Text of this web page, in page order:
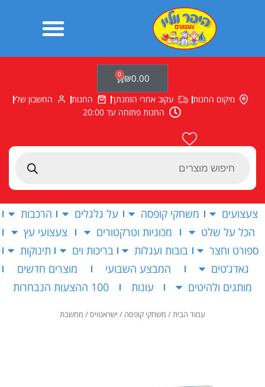
Products
₪0.00
0
עגלת
קניות
מיקום החנות עקוב אחרי הזמנתך החנות
החשבון שלי
החנות פתוחה עד 20:00
צעצועים משחקי קופסה על גלגלים
הרכבות
הכל על שלט
מכוניות וטרקטורים
צעצועי עץ
ספורט וחצר
בובות ועגלות בריכות וים
תינוקות
גאדג’טים
המבצע השבועי
מוצרים חדשים
מותגים ולהיטים
עונות 100 ההצעות הנבחרות
עמוד הבית/ משחקי קופסה / ישראטויס/ מחשבת